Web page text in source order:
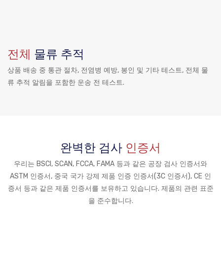
전체 물류 추적
상품 배송 중 통관 절차, 전염병 예방, 봉인 및 기타 테스트, 전체 물
류 추적 알림을 포함한 운송 전 테스트.
완벽한 검사 인증서
우리는 BSCI, SCAN, FCCA, FAMA 등과 같은 공장 검사 인증서와
ASTM 인증서, 중국 국가 강제 제품 인증 인증서(3C 인증서), CE 인
증서 등과 같은 제품 인증서를 보유하고 있습니다. 제품의 관련 표준
을 준수합니다.